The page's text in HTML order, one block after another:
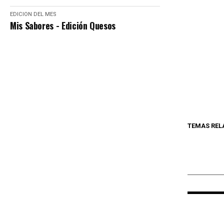
EDICION DEL MES
Mis Sabores - Edición Quesos
TEMAS